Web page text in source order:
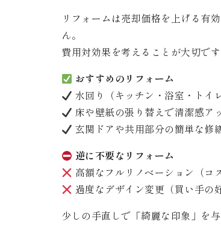
リフォームは売却価格を上げる有
ん。
費用対効果を考えることが大切です
おすすめのリフォーム
水回り（キッチン・浴室・トイ
床や壁紙の張り替えで清潔感ア
玄関ドアや共用部分の簡単な修
逆に不要なリフォーム
高額なフルリノベーション（コ
過度なデザイン変更（買い手の
少しの手直しで「綺麗な印象」を